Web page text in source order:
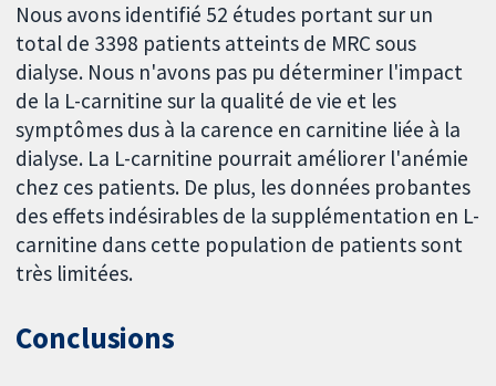
Nous avons identifié 52 études portant sur un
total de 3398 patients atteints de MRC sous
dialyse. Nous n'avons pas pu déterminer l'impact
de la L-carnitine sur la qualité de vie et les
symptômes dus à la carence en carnitine liée à la
dialyse. La L-carnitine pourrait améliorer l'anémie
chez ces patients. De plus, les données probantes
des effets indésirables de la supplémentation en L-
carnitine dans cette population de patients sont
très limitées.
Conclusions